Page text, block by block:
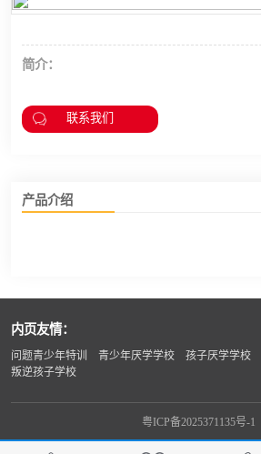
简介：
联系我们
产品介绍
内页友情：
问题青少年特训 青少年厌学学校 孩子厌学学校
叛逆孩子学校
粤ICP备2025371135号-1